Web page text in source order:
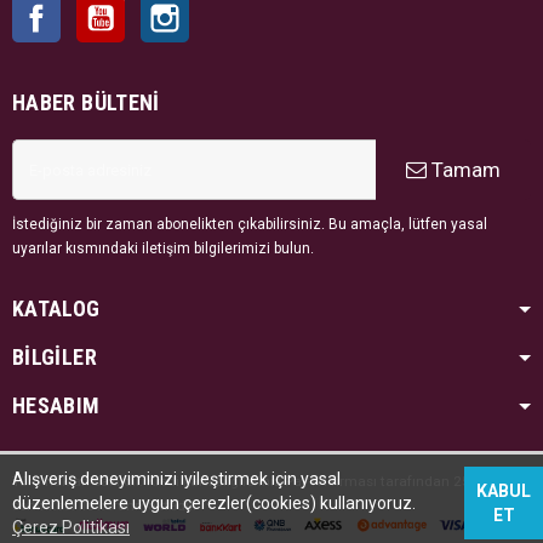
yapabilirsiniz. Bir çok model ve renk seçeneği bulunmaktadır.
Facebook YouTube
HABER BÜLTENI
Tamam
İstediğiniz bir zaman abonelikten çıkabilirsiniz. Bu amaçla, lütfen yasal
uyarılar kısmındaki iletişim bilgilerimizi bulun.
KATALOG
BİLGİLER
HESABIM
Tüm hakları saklıdır. Kredi kartı bilgileriniz PayTR firması tarafından 256bit SSL
sertifikası ile korunmaktadır.
Alışveriş deneyiminizi iyileştirmek için yasal
düzenlemelere uygun çerezler(cookies) kullanıyoruz.
Çerez Politikası
KABUL
ET